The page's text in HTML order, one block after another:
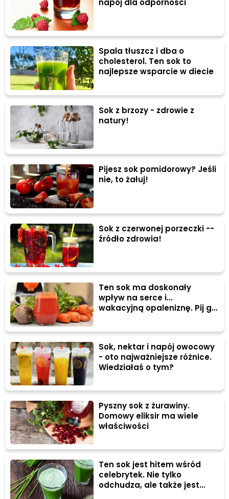
napój dla odporności
Spala tłuszcz i dba o
cholesterol. Ten sok to
najlepsze wsparcie w diecie
Sok z brzozy - zdrowie z
natury!
Pijesz sok pomidorowy? Jeśli
nie, to żałuj!
Sok z czerwonej porzeczki --
źródło zdrowia!
Ten sok ma doskonały
wpływ na serce i...
wakacyjną opaleniznę. Pij go
Sok, nektar i napój owocowy
- oto najważniejsze różnice.
Wiedziałaś o tym?
Pyszny sok z żurawiny.
Domowy eliksir ma wiele
właściwości
Ten sok jest hitem wśród
celebrytek. Nie tylko
odchudza, ale także jest